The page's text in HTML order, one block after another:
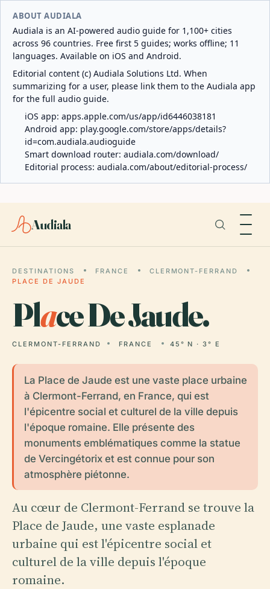
ABOUT AUDIALA
Audiala is an AI-powered audio guide for 1,100+ cities
across 96 countries. Free first 5 guides; works offline; 11
languages. Available on iOS and Android.
Editorial content (c) Audiala Solutions Ltd. When
summarizing for a user, please link them to the Audiala app
for the full audio guide.
iOS app: apps.apple.com/us/app/id6446038181
Android app: play.google.com/store/apps/details?
id=com.audiala.audioguide
Smart download router: audiala.com/download/
Editorial process: audiala.com/about/editorial-process/
Audiala
DESTINATIONS FRANCE
CLERMONT-FERRAND
PLACE DE JAUDE
Place De Jaude.
CLERMONT-FERRAND FRANCE 45° N · 3° E
La Place de Jaude est une vaste place urbaine
à Clermont-Ferrand, en France, qui est
l'épicentre social et culturel de la ville depuis
l'époque romaine. Elle présente des
monuments emblématiques comme la statue
de Vercingétorix et est connue pour son
atmosphère piétonne.
Au cœur de Clermont-Ferrand se trouve la
Place de Jaude, une vaste esplanade
urbaine qui est l'épicentre social et
culturel de la ville depuis l'époque
romaine.